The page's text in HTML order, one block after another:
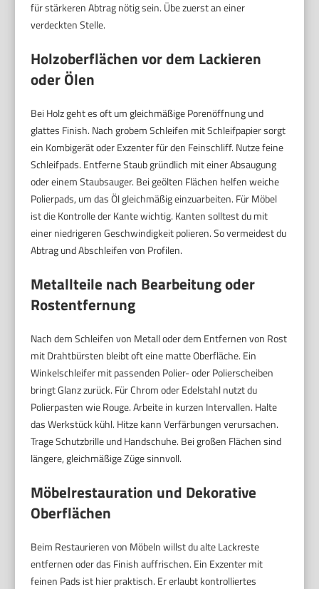
für stärkeren Abtrag nötig sein. Übe zuerst an einer
verdeckten Stelle.
Holzoberflächen vor dem Lackieren
oder Ölen
Bei Holz geht es oft um gleichmäßige Porenöffnung und
glattes Finish. Nach grobem Schleifen mit Schleifpapier sorgt
ein Kombigerät oder Exzenter für den Feinschliff. Nutze feine
Schleifpads. Entferne Staub gründlich mit einer Absaugung
oder einem Staubsauger. Bei geölten Flächen helfen weiche
Polierpads, um das Öl gleichmäßig einzuarbeiten. Für Möbel
ist die Kontrolle der Kante wichtig. Kanten solltest du mit
einer niedrigeren Geschwindigkeit polieren. So vermeidest du
Abtrag und Abschleifen von Profilen.
Metallteile nach Bearbeitung oder
Rostentfernung
Nach dem Schleifen von Metall oder dem Entfernen von Rost
mit Drahtbürsten bleibt oft eine matte Oberfläche. Ein
Winkelschleifer mit passenden Polier- oder Polierscheiben
bringt Glanz zurück. Für Chrom oder Edelstahl nutzt du
Polierpasten wie Rouge. Arbeite in kurzen Intervallen. Halte
das Werkstück kühl. Hitze kann Verfärbungen verursachen.
Trage Schutzbrille und Handschuhe. Bei großen Flächen sind
längere, gleichmäßige Züge sinnvoll.
Möbelrestauration und Dekorative
Oberflächen
Beim Restaurieren von Möbeln willst du alte Lackreste
entfernen oder das Finish auffrischen. Ein Exzenter mit
feinen Pads ist hier praktisch. Er erlaubt kontrolliertes